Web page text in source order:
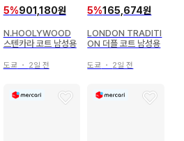
5%901,180원
N.HOOLYWOOD
스텐카라 코트 남성용
도쿄 ・ 2일 전
5%165,674원
LONDON TRADITI
ON 더플 코트 남성용
도쿄 ・ 2일 전